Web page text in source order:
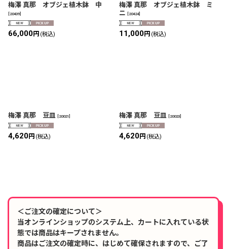
梅澤 真那 オブジェ植木鉢 中
[20439]
66,000円 (税込)
梅澤 真那 オブジェ植木鉢 ミ
ニ
[20424]
11,000円 (税込)
梅澤 真那 豆皿 20021
4,620円 (税込)
梅澤 真那 豆皿 20023
4,620円 (税込)
＜ご注文の確定について＞
当オンラインショップのシステム上、カートに入れている状
態では商品はキープされません。
商品はご注文の確定時に、はじめて確保されますので、ご了